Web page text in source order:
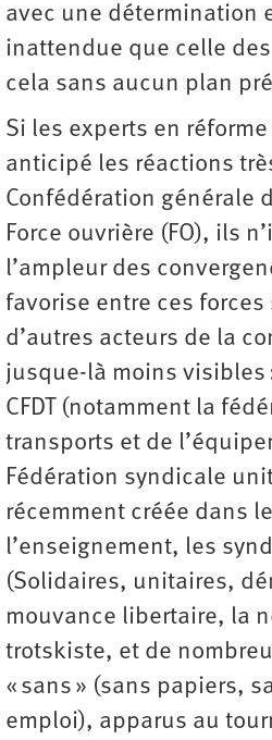
avec une détermination
inattendue que celle
cela sans aucun plan
Si les experts en
anticipé les réactions
Confédération générale
Force ouvrière (FO), ils
l’ampleur des
favorise entre ces
d’autres acteurs de la
jusque-là moins visibles
CFDT (notamment la
transports et de
Fédération syndicale
récemment créée dans
l’enseignement, les
(Solidaires, unitaires,
mouvance libertaire, la
trotskiste, et de
« sans » (sans papiers,
emploi), apparus au